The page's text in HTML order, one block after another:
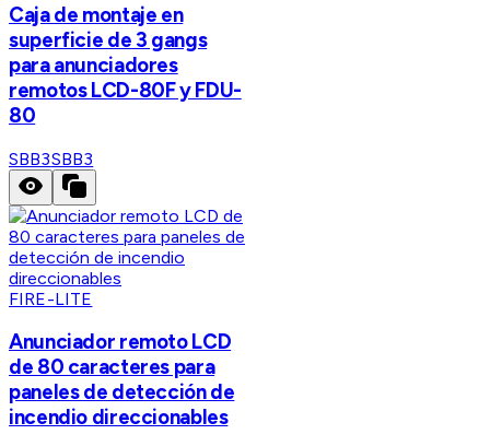
Caja de montaje en
superficie de 3 gangs
para anunciadores
remotos LCD-80F y FDU-
80
SBB3SBB3
FIRE-LITE
Anunciador remoto LCD
de 80 caracteres para
paneles de detección de
incendio direccionables